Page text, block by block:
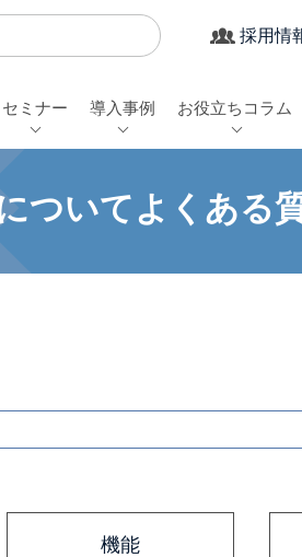
採用情
セミナー 導入事例 お役立ちコラム
ついてよくある
機能